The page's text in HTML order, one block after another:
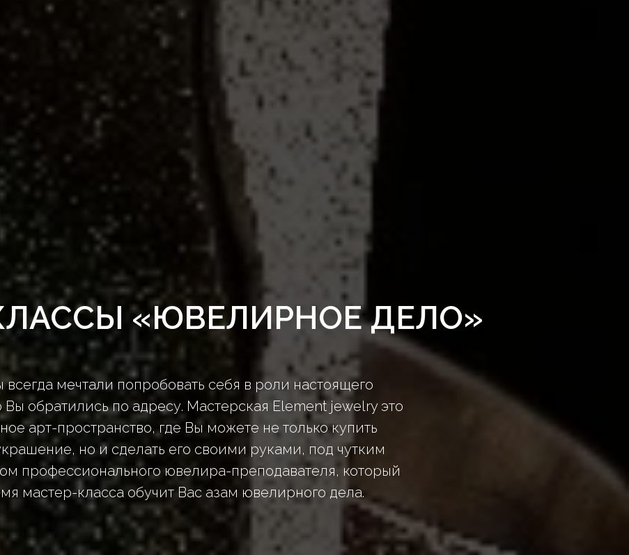
«ЮВЕЛИРНОЕ ДЕЛО»
всегда мечтали попробовать себя в роли настоящего
обратились по адресу. Мастерская Element jewelry это
арт-пространство, где Вы можете не только купить
но и сделать его своими руками, под чутким
профессионального ювелира-преподавателя, который
мастер-класса обучит Вас азам ювелирного дела.